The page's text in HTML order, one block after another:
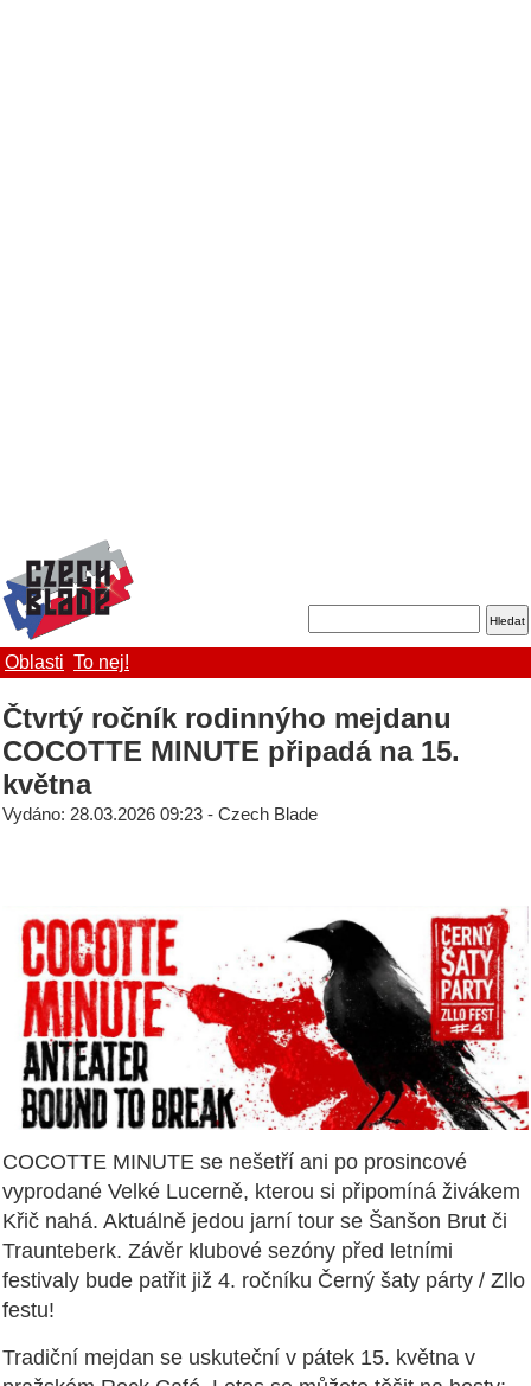
Oblasti To nej!
Čtvrtý ročník rodinnýho mejdanu
COCOTTE MINUTE připadá na 15.
května
Vydáno: 28.03.2026 09:23 - Czech Blade
COCOTTE MINUTE se nešetří ani po prosincové
vyprodané Velké Lucerně, kterou si připomíná živákem
Křič nahá. Aktuálně jedou jarní tour se Šanšon Brut či
Traunteberk. Závěr klubové sezóny před letními
festivaly bude patřit již 4. ročníku Černý šaty párty / Zllo
festu!
Tradiční mejdan se uskuteční v pátek 15. května v